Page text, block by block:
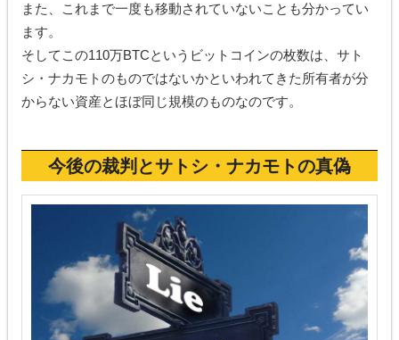
また、これまで一度も移動されていないことも分かってい
ます。
そしてこの110万BTCというビットコインの枚数は、サト
シ・ナカモトのものではないかといわれてきた所有者が分
からない資産とほぼ同じ規模のものなのです。
今後の裁判とサトシ・ナカモトの真偽